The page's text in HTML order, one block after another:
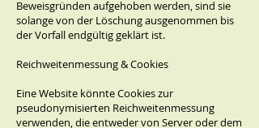
Beweisgründen aufgehoben werden, sind sie
solange von der Löschung ausgenommen bis
der Vorfall endgültig geklärt ist.
Reichweitenmessung & Cookies
Eine Website könnte Cookies zur
pseudonymisierten Reichweitenmessung
verwenden, die entweder von Server oder dem